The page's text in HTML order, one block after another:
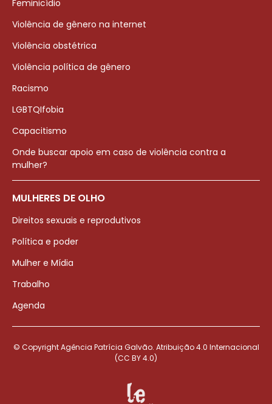
Feminicídio
Violência de gênero na internet
Violência obstétrica
Violência política de gênero
Racismo
LGBTQIfobia
Capacitismo
Onde buscar apoio em caso de violência contra a
mulher?
MULHERES DE OLHO
Direitos sexuais e reprodutivos
Política e poder
Mulher e Mídia
Trabalho
Agenda
© Copyright Agência Patrícia Galvão. Atribuição 4.0 Internacional
(CC BY 4.0)